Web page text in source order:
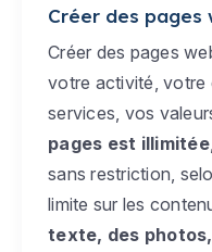
Créer des pages
Créer des pages
votre activité, votre
services, vos
pages est illimitée
sans restriction,
limite sur les
texte, des